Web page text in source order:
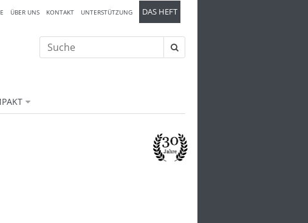
ÜBER UNS KONTAKT UNTERSTÜTZUNG DAS HEFT
Suche
nach: